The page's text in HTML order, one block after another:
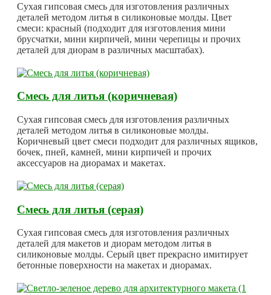
Сухая гипсовая смесь для изготовления различных
деталей методом литья в силиконовые молды. Цвет
смеси: красный (подходит для изготовления мини
брусчатки, мини кирпичей, мини черепицы и прочих
деталей для диорам в различных масштабах).
Смесь для литья (коричневая)
Сухая гипсовая смесь для изготовления различных
деталей методом литья в силиконовые молды.
Коричневый цвет смеси подходит для различных ящиков,
бочек, пней, камней, мини кирпичей и прочих
аксессуаров на диорамах и макетах.
Смесь для литья (серая)
Сухая гипсовая смесь для изготовления различных
деталей для макетов и диорам методом литья в
силиконовые молды. Серый цвет прекрасно имитирует
бетонные поверхности на макетах и диорамах.